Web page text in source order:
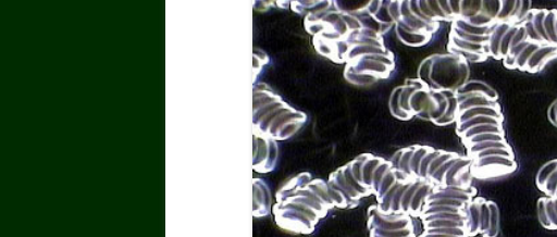
finestra
finestra
finestra
finestra
finestra
vi
di